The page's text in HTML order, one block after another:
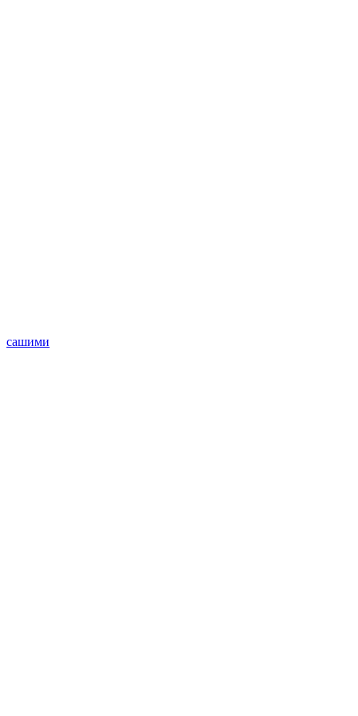
сашими